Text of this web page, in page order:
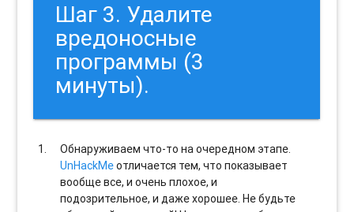
Шаг 3. Удалите
вредоносные
программы (3
минуты).
Обнаруживаем что-то на очередном этапе.
UnHackMeотличается тем, что показывает
вообще все, и очень плохое, и
подозрительное, и даже хорошее. Не будьте